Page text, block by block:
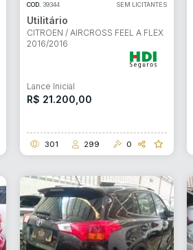
COD. 39344 SEM LICITANTES
Utilitário
CITROEN / AIRCROSS FEEL A FLEX
2016/2016
Lance Inicial
R$ 21.200,00
301 299 0